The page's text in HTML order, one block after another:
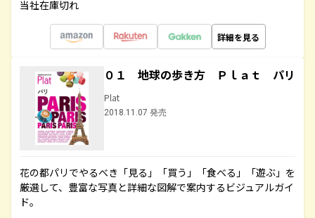
当社在庫切れ
詳細を見る
０１ 地球の歩き方 Ｐｌａｔ パリ
Plat
2018.11.07 発売
花の都パリでやるべき「見る」「買う」「食べる」「遊ぶ」を
厳選して、豊富な写真と詳細な図解で案内するビジュアルガイ
ド。